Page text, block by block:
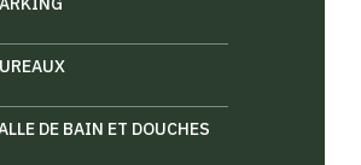
DE BAIN ET DOUCHES